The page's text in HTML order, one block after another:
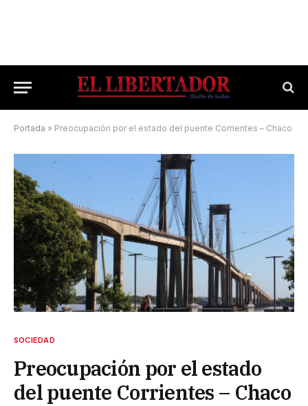
Portada » Preocupación por el estado del puente Corrientes – Chaco
SOCIEDAD
Preocupación por el estado
del puente Corrientes – Chaco